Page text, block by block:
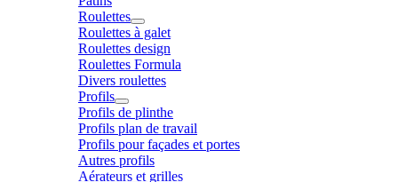
Roulettes
Roulettes à galet
Roulettes design
Roulettes Formula
Divers roulettes
Profils
Profils de plinthe
Profils plan de travail
Profils pour façades et portes
Autres profils
Aérateurs et grilles